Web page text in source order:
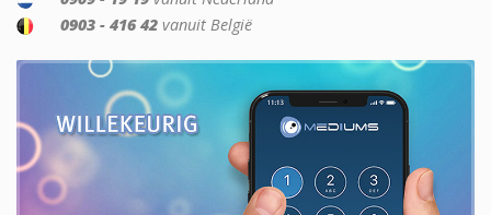
0903 - 416 42 vanuit België